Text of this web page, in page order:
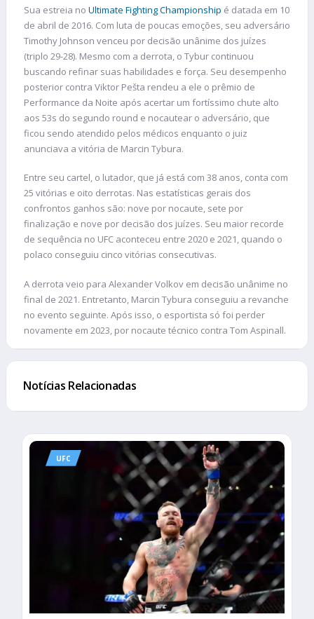
Sua estreia no Ultimate Fighting Championship é datada em 10
de abril de 2016. Com luta de poucas emoções, seu adversário
Timothy Johnson venceu por decisão unânime dos juízes
(triplo 29-28). Mesmo com a derrota, o Tybur continuou
buscando refinar suas habilidades e força. Seu desempenho
posterior contra Viktor Pešta rendeu a ele o prêmio de
Performance da Noite após acertar um fortíssimo chute alto
aos 53s do segundo round e nocautear o adversário, que
ficou sendo atendido pelos médicos enquanto o juiz
anunciava a vitória de Marcin Tybura.
Entre seu cartel, o lutador, que já está com 38 anos, conta com
25 vitórias e oito derrotas. Nas estatísticas gerais dos
confrontos ganhos são: nove por nocaute, sete por
finalização e nove por decisão dos juízes. Seu maior recorde
de sequência no UFC aconteceu entre 2020 e 2021, quando o
polaco conseguiu cinco vitórias consecutivas.
A derrota veio para Alexander Volkov em decisão unânime no
final de 2021. Entretanto, Marcin Tybura conseguiu a revanche
no evento seguinte. Após isso, o esportista só foi perder
novamente em 2023, por nocaute técnico contra Tom Aspinall.
Notícias Relacionadas
UFC